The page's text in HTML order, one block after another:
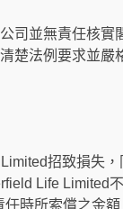
司並無責任核實
楚法例要求並嚴
招致損失
Life Limited
時所索償之金